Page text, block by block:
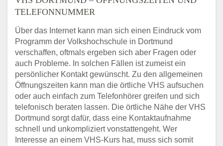
TELEFONNUMMER
Über das Internet kann man sich einen Eindruck vom
Programm der Volkshochschule in Dortmund
verschaffen, oftmals ergeben sich aber Fragen oder
auch Probleme. In solchen Fällen ist zumeist ein
persönlicher Kontakt gewünscht. Zu den allgemeinen
Öffnungszeiten kann man die örtliche VHS aufsuchen
oder auch einfach zum Telefonhörer greifen und sich
telefonisch beraten lassen. Die örtliche Nähe der VHS
Dortmund sorgt dafür, dass eine Kontaktaufnahme
schnell und unkompliziert vonstattengeht. Wer
Interesse an einem VHS-Kurs hat, muss sich somit